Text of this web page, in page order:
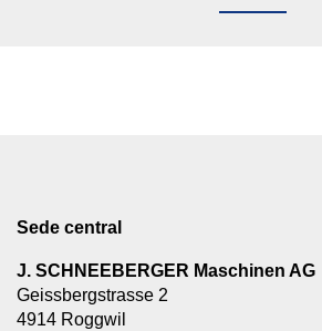
Sede central
J. SCHNEEBERGER Maschinen AG
Geissbergstrasse 2
4914 Roggwil